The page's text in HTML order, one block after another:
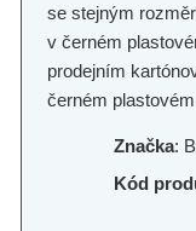
se stejným
v černém
prodejním
černém
Značka:
Kód